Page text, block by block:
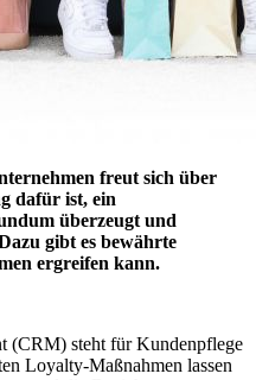
freut sich über
dafür ist, ein
überzeugt und
gibt es bewährte
ergreifen kann.
(CRM) steht für Kundenpflege
Loyalty-Maßnahmen lassen